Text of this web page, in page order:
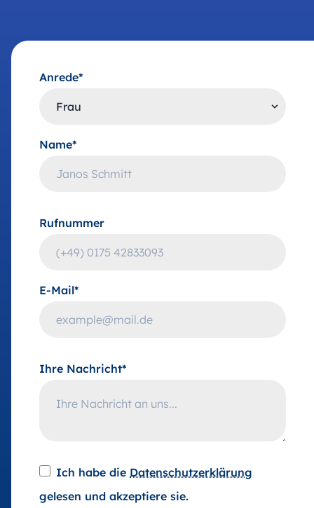
Anrede*
Name*
Rufnummer
E-Mail*
Ihre Nachricht*
Ich habe die Datenschutzerklärung
gelesen und akzeptiere sie.